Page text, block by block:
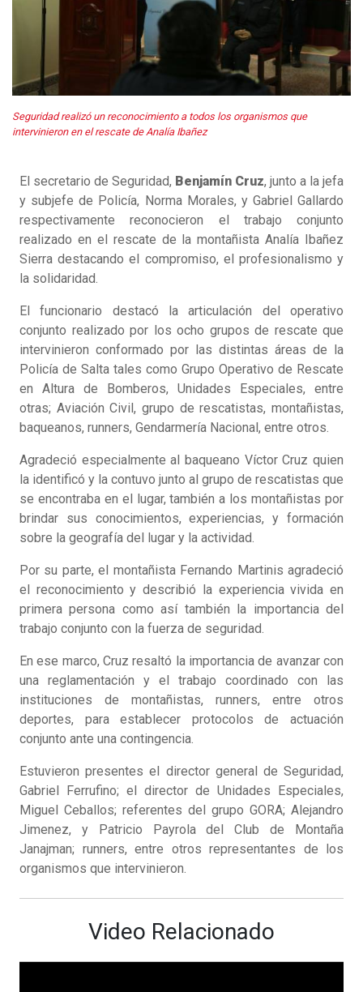
Seguridad realizó un reconocimiento a todos los organismos que
intervinieron en el rescate de Analía Ibañez
El secretario de Seguridad, Benjamín Cruz, junto a la jefa
y subjefe de Policía, Norma Morales, y Gabriel Gallardo
respectivamente reconocieron el trabajo conjunto
realizado en el rescate de la montañista Analía Ibañez
Sierra destacando el compromiso, el profesionalismo y
la solidaridad.
El funcionario destacó la articulación del operativo
conjunto realizado por los ocho grupos de rescate que
intervinieron conformado por las distintas áreas de la
Policía de Salta tales como Grupo Operativo de Rescate
en Altura de Bomberos, Unidades Especiales, entre
otras; Aviación Civil, grupo de rescatistas, montañistas,
baqueanos, runners, Gendarmería Nacional, entre otros.
Agradeció especialmente al baqueano Víctor Cruz quien
la identificó y la contuvo junto al grupo de rescatistas que
se encontraba en el lugar, también a los montañistas por
brindar sus conocimientos, experiencias, y formación
sobre la geografía del lugar y la actividad.
Por su parte, el montañista Fernando Martinis agradeció
el reconocimiento y describió la experiencia vivida en
primera persona como así también la importancia del
trabajo conjunto con la fuerza de seguridad.
En ese marco, Cruz resaltó la importancia de avanzar con
una reglamentación y el trabajo coordinado con las
instituciones de montañistas, runners, entre otros
deportes, para establecer protocolos de actuación
conjunto ante una contingencia.
Estuvieron presentes el director general de Seguridad,
Gabriel Ferrufino; el director de Unidades Especiales,
Miguel Ceballos; referentes del grupo GORA; Alejandro
Jimenez, y Patricio Payrola del Club de Montaña
Janajman; runners, entre otros representantes de los
organismos que intervinieron.
Video Relacionado